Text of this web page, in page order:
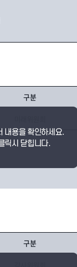
구분
구분